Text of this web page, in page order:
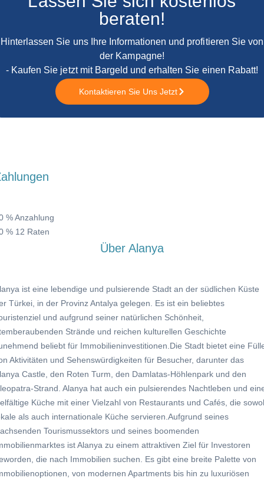
beraten!
Hinterlassen Sie uns Ihre Informationen und profitieren Sie von
der Kampagne!
- Kaufen Sie jetzt mit Bargeld und erhalten Sie einen Rabatt!
Kontaktieren Sie Uns Jetzt
% Anzahlung
% 12 Raten
Über Alanya
ist eine lebendige und pulsierende Stadt an der südlichen Küste
Türkei, in der Provinz Antalya gelegen. Es ist ein beliebtes
und aufgrund seiner natürlichen Schönheit,
Strände und reichen kulturellen Geschichte
beliebt für Immobilieninvestitionen.Die Stadt bietet eine
Aktivitäten und Sehenswürdigkeiten für Besucher, darunter das
Castle, den Roten Turm, den Damlatas-Höhlenpark und den
Strand. Alanya hat auch ein pulsierendes Nachtleben und
Küche mit einer Vielzahl von Restaurants und Cafés, die
als auch internationale Küche servieren.Aufgrund seines
Tourismussektors und seines boomenden
ist Alanya zu einem attraktiven Ziel für Investoren
die nach Immobilien suchen. Es gibt eine breite Palette von
von modernen Apartments bis hin zu luxuriösen